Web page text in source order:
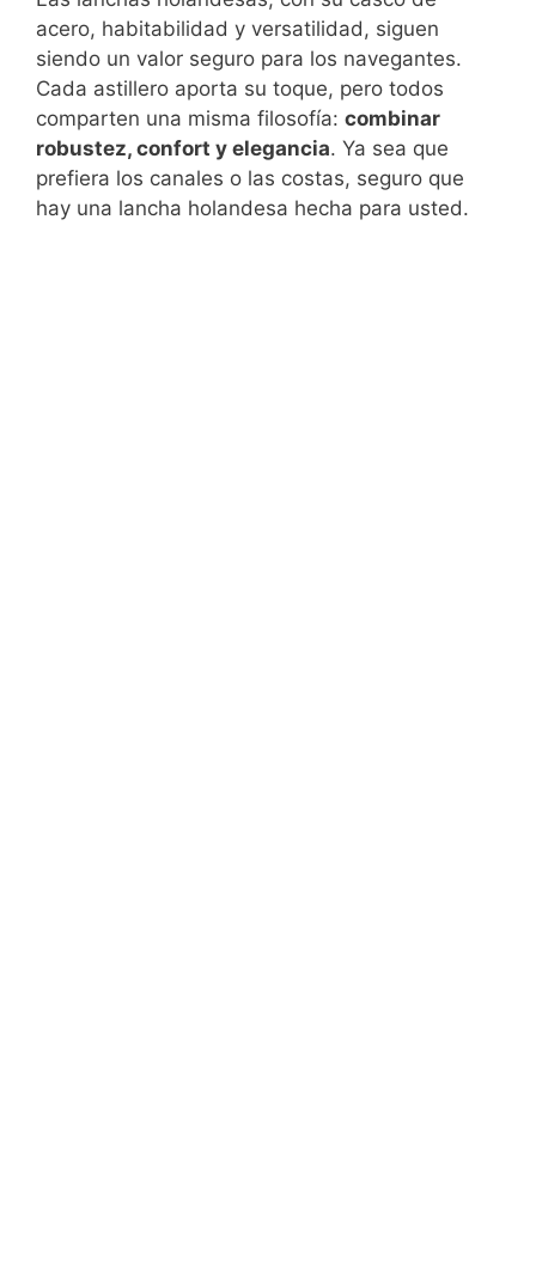
acero, habitabilidad y versatilidad, siguen
siendo un valor seguro para los navegantes.
Cada astillero aporta su toque, pero todos
comparten una misma filosofía: combinar
robustez, confort y elegancia. Ya sea que
prefiera los canales o las costas, seguro que
hay una lancha holandesa hecha para usted.